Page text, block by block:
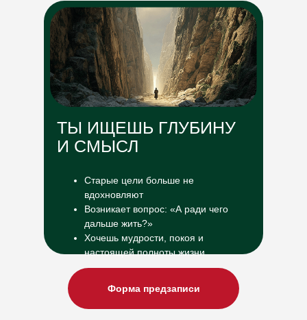
Форма предзаписи
Старые цели больше не
вдохновляют
Возникает вопрос: «А ради чего
дальше жить?»
Хочешь мудрости, покоя и
настоящей полноты жизни
ТЫ ИЩЕШЬ ГЛУБИНУ
И СМЫСЛ